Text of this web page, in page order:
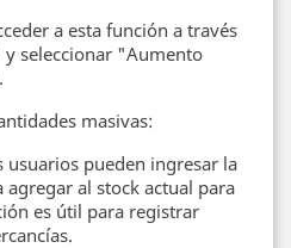
a esta función a través
seleccionar "Aumento
masivas:
usuarios pueden ingresar la
agregar al stock actual para
es útil para registrar